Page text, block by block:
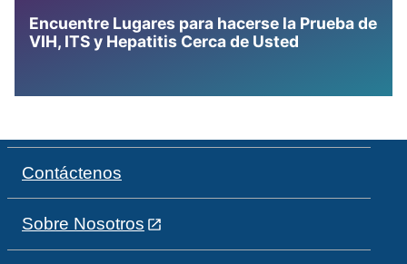
Encuentre Lugares para hacerse la Prueba de
VIH, ITS y Hepatitis Cerca de Usted
Contáctenos
Sobre Nosotros